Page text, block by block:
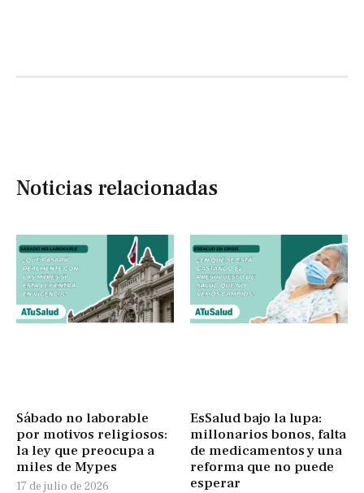
Noticias relacionadas
Sábado no laborable
por motivos religiosos:
la ley que preocupa a
miles de Mypes
17 de julio de 2026
EsSalud bajo la lupa:
millonarios bonos, falta
de medicamentos y una
reforma que no puede
esperar